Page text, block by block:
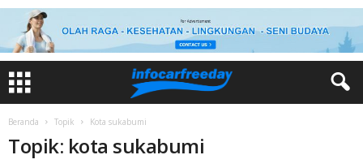
Beranda Topik Kota sukabumi
Topik: kota sukabumi